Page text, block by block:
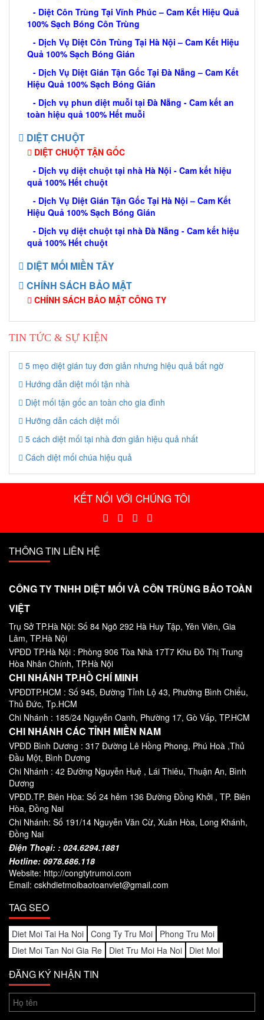
- Diệt Côn Trùng Tại Vĩnh Phúc – Cam Kết Hiệu Quả
100% Sạch Bóng Côn Trùng
- Dịch Vụ Diệt Côn Trùng Tại Hà Nội – Cam Kết Hiệu
Quả 100% Sạch Bóng Gián
- Dịch Vụ Diệt Gián Tận Gốc Tại Đà Nẵng – Cam Kết
Hiệu Quả 100% Sạch Bóng Gián
- Dịch vụ phun diệt muỗi tại Đà Nẵng - Cam kết an
toàn hiệu quả 100% Hết muỗi
DIỆT CHUỘT
DIỆT CHUỘT TẬN GỐC
- Dịch vụ diệt chuột tại nhà Hà Nội - Cam kết hiệu
quả 100% Hết chuột
- Dịch Vụ Diệt Gián Tận Gốc Tại Hà Nội – Cam Kết
Hiệu Quả 100% Sạch Bóng Gián
- Dịch vụ diệt chuột tại nhà Đà Nẵng - Cam kết hiệu
quả 100% Hết chuột
DIỆT MỐI MIỀN TÂY
CHÍNH SÁCH BẢO MẬT
CHÍNH SÁCH BẢO MẬT CÔNG TY
TIN TỨC & SỰ KIỆN
5 mẹo diệt gián tuy đơn giản nhưng hiệu quả bất ngờ
Hướng dẫn diệt mối tận nhà
Diệt mối tận gốc an toàn cho gia đình
Hưỡng dẫn cách diệt mối
5 cách diệt mối tại nhà đơn giản hiệu quả nhất
Cách diệt mối chúa hiệu quả
KẾT NỐI VỚI CHÚNG TÔI
THÔNG TIN LIÊN HỆ
CÔNG TY TNHH DIỆT MỐI VÀ CÔN TRÙNG BẢO TOÀN
VIỆT
Trụ Sở TP.Hà Nội: Số 84 Ngõ 292 Hà Huy Tập, Yên Viên, Gia
Lâm, TP.Hà Nội
VPĐD TP.Hà Nội : Phòng 906 Tòa Nhà 17T7 Khu Đô Thị Trung
Hòa Nhân Chính, TP.Hà Nội
CHI NHÁNH TP.HỒ CHÍ MINH
VPĐDTP.HCM : Số 945, Đường Tỉnh Lộ 43, Phường Bình Chiểu,
Thủ Đức, Tp.HCM
Chi Nhánh : 185/24 Nguyễn Oanh, Phường 17, Gò Vấp, TP.HCM
CHI NHÁNH CÁC TỈNH MIỀN NAM
VPĐD Bình Dương : 317 Đường Lê Hồng Phong, Phú Hoà ,Thủ
Đầu Một, Bình Dương
Chi Nhánh : 42 Đường Nguyễn Huệ , Lái Thiêu, Thuận An, Bình
Dương
VPĐD.TP. Biên Hòa: Số 24 hẻm 136 Đường Đồng Khởi , TP. Biên
Hòa, Đồng Nai
Chi Nhánh: Số 191/14 Nguyễn Văn Cừ, Xuân Hòa, Long Khánh,
Đồng Nai
Điện Thoại: : 024.6294.1881
Hotline: 0978.686.118
Website: http://congtytrumoi.com
Email: cskhdietmoibaotoanviet@gmail.com
TAG SEO
Diet Moi Tai Ha Noi Cong Ty Tru Moi
Phong Tru Moi
Diet Moi Tan Noi Gia Re
Diet Tru Moi Ha Noi Diet Moi
ĐĂNG KÝ NHẬN TIN